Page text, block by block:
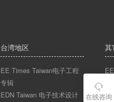
台湾地区
EE Times Taiwan电子工程
专辑
EDN Taiwan 电子技术设计
其

在线咨询